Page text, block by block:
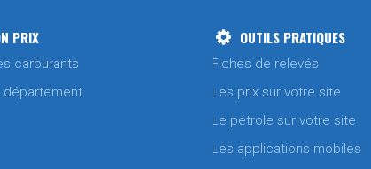
PRIX
carburants
département
OUTILS PRATIQUES
Fiches de relevés
Les prix sur votre site
Le pétrole sur votre site
Les applications mobiles